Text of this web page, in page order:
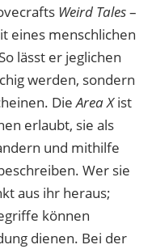
Weird Tales–
eines menschlichen
lässt er jeglichen
werden, sondern
DieArea Xist
erlaubt, sie als
und mithilfe
Wer sie
aus ihr heraus;
können
dienen. Bei der